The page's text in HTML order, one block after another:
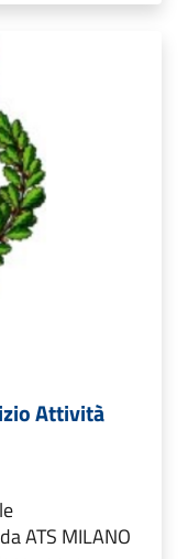
Attività
ATS MILANO